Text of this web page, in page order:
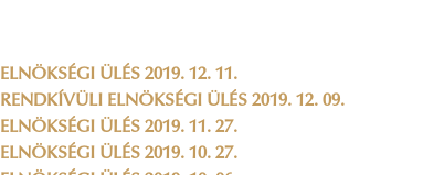
ELNÖKSÉGI ÜLÉS 2019. 12. 11.
RENDKÍVÜLI ELNÖKSÉGI ÜLÉS 2019. 12. 09.
ELNÖKSÉGI ÜLÉS 2019. 11. 27.
ELNÖKSÉGI ÜLÉS 2019. 10. 27.